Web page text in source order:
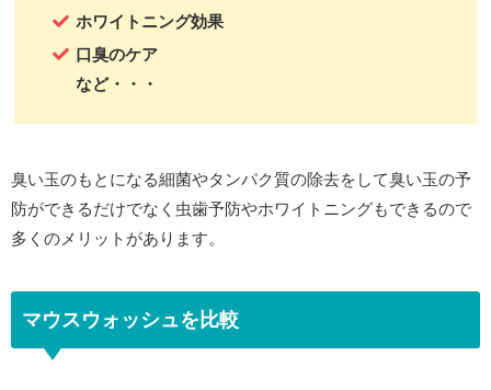
ホワイトニング効果
口臭のケア
など・・・
臭い玉のもとになる細菌やタンパク質の除去をして臭い玉の予
防ができるだけでなく虫歯予防やホワイトニングもできるので
多くのメリットがあります。
マウスウォッシュを比較